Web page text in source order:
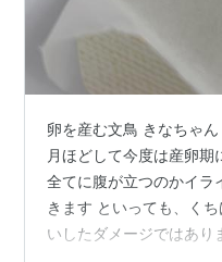
卵を産む文鳥 きなちゃ
月ほどして今度は産卵期
全てに腹が立つのかイラ
きます といっても、く
いしたダメージではあり